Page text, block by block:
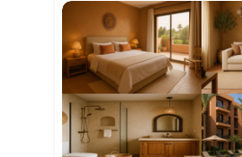
Slide 1 of 11